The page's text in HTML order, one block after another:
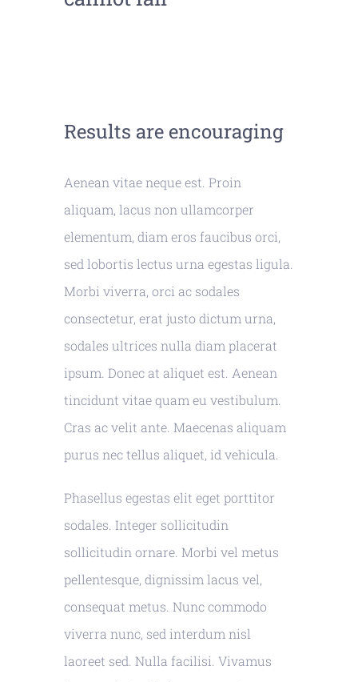
Results are encouraging
Aenean vitae neque est. Proin
aliquam, lacus non ullamcorper
elementum, diam eros faucibus orci,
sed lobortis lectus urna egestas ligula.
Morbi viverra, orci ac sodales
consectetur, erat justo dictum urna,
sodales ultrices nulla diam placerat
ipsum. Donec at aliquet est. Aenean
tincidunt vitae quam eu vestibulum.
Cras ac velit ante. Maecenas aliquam
purus nec tellus aliquet, id vehicula.
Phasellus egestas elit eget porttitor
sodales. Integer sollicitudin
sollicitudin ornare. Morbi vel metus
pellentesque, dignissim lacus vel,
consequat metus. Nunc commodo
viverra nunc, sed interdum nisl
laoreet sed. Nulla facilisi. Vivamus